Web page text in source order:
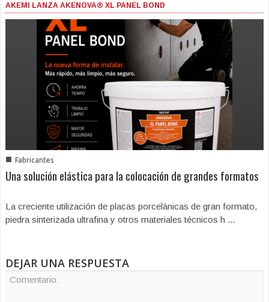
AKEMI LANZA AKENOVA® XL PANEL BOND
■ Fabricantes
Una solución elástica para la colocación de grandes formatos
La creciente utilización de placas porcelánicas de gran formato,
piedra sinterizada ultrafina y otros materiales técnicos h ...
DEJAR UNA RESPUESTA